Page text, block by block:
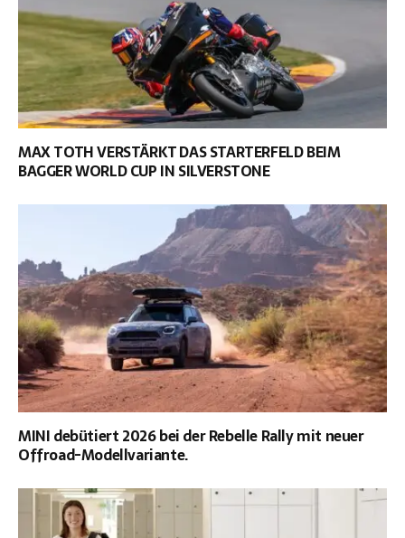
MAX TOTH VERSTÄRKT DAS STARTERFELD BEIM
BAGGER WORLD CUP IN SILVERSTONE
MINI debütiert 2026 bei der Rebelle Rally mit neuer
Offroad-Modellvariante.